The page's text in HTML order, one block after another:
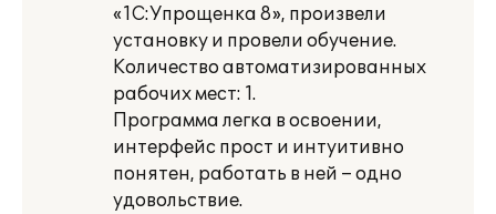
«1С:Упрощенка 8», произвели
установку и провели обучение.
Количество автоматизированных
рабочих мест: 1.
Программа легка в освоении,
интерфейс прост и интуитивно
понятен, работать в ней – одно
удовольствие.